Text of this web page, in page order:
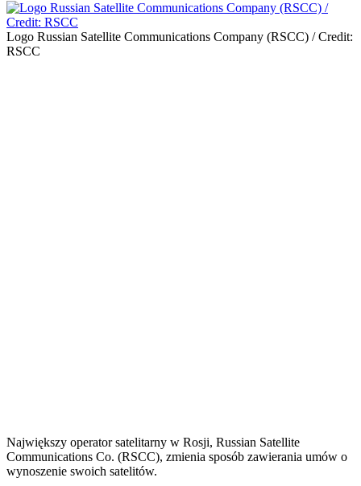
Logo Russian Satellite Communications Company (RSCC) / Credit:
RSCC
Największy operator satelitarny w Rosji, Russian Satellite
Communications Co. (RSCC), zmienia sposób zawierania umów o
wynoszenie swoich satelitów.